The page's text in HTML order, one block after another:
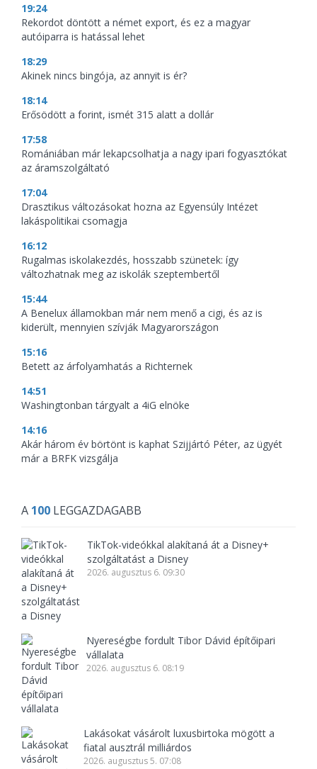
19:24
Rekordot döntött a német export, és ez a magyar
autóiparra is hatással lehet
18:29
Akinek nincs bingója, az annyit is ér?
18:14
Erősödött a forint, ismét 315 alatt a dollár
17:58
Romániában már lekapcsolhatja a nagy ipari fogyasztókat
az áramszolgáltató
17:04
Drasztikus változásokat hozna az Egyensúly Intézet
lakáspolitikai csomagja
16:12
Rugalmas iskolakezdés, hosszabb szünetek: így
változhatnak meg az iskolák szeptembertől
15:44
A Benelux államokban már nem menő a cigi, és az is
kiderült, mennyien szívják Magyarországon
15:16
Betett az árfolyamhatás a Richternek
14:51
Washingtonban tárgyalt a 4iG elnöke
14:16
Akár három év börtönt is kaphat Szijjártó Péter, az ügyét
már a BRFK vizsgálja
A 100 LEGGAZDAGABB
TikTok-videókkal alakítaná át a Disney+
szolgáltatást a Disney
2026. augusztus 6. 09:30
Nyereségbe fordult Tibor Dávid építőipari
vállalata
2026. augusztus 6. 08:19
Lakásokat vásárolt luxusbirtoka mögött a
fiatal ausztrál milliárdos
2026. augusztus 5. 07:08